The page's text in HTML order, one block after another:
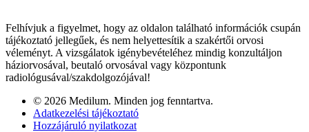
Felhívjuk a figyelmet, hogy az oldalon található információk csupán
tájékoztató jellegűek, és nem helyettesítik a szakértői orvosi
véleményt. A vizsgálatok igénybevételéhez mindig konzultáljon
háziorvosával, beutaló orvosával vagy központunk
radiológusával/szakdolgozójával!
© 2026 Medilum. Minden jog fenntartva.
Adatkezelési tájékoztató
Hozzájáruló nyilatkozat